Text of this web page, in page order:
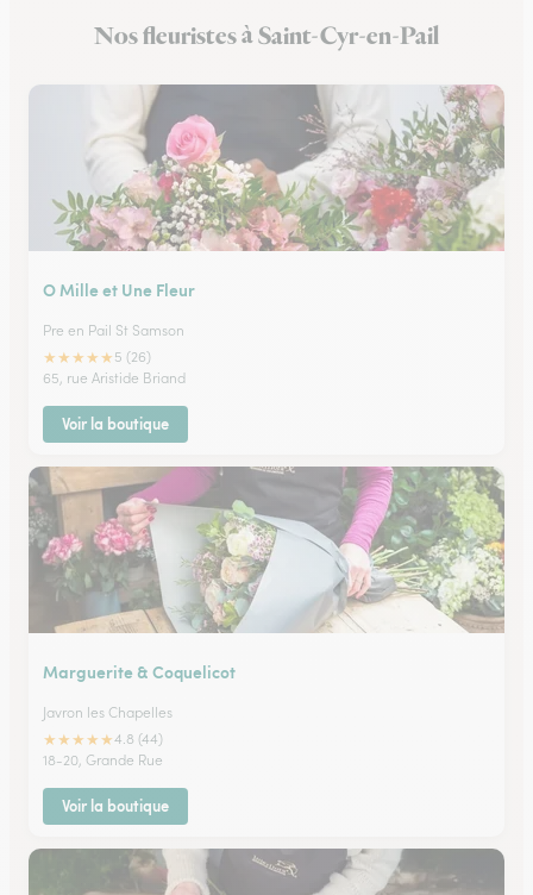
Fleuristes à Pré-en-Pail-Saint-Samson
Nos fleuristes à Saint-Cyr-en-Pail
O Mille et Une Fleur
Pre en Pail St Samson
★★★★★ 5 (26)
65, rue Aristide Briand
Voir la boutique
Marguerite & Coquelicot
Javron les Chapelles
★★★★★4.8 (44)
18-20, Grande Rue
Voir la boutique